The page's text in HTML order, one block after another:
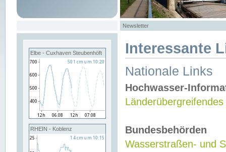
Newsletter
Elbe - Cuxhaven Steubenhöft
RHEIN - Koblenz
Interessante
Nationale Links
Hochwasser-
Bundesbehörden
Wasserstraßen- und